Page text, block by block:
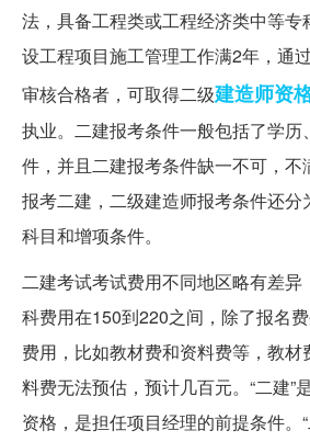
法，具备工程类或工程经济类中等专
设工程项目施工管理工作满2年，通
审核合格者，可取得二级建造师资
执业。二建报考条件一般包括了学历
件，并且二建报考条件缺一不可，
报考二建，二级建造师报考条件还分
科目和增项条件。
二建考试考试费用不同地区略有差异
科费用在150到220之间，除了报名
费用，比如教材费和资料费等，教材
料费无法预估，预计几百元。“二建”
资格，是担任项目经理的前提条件。